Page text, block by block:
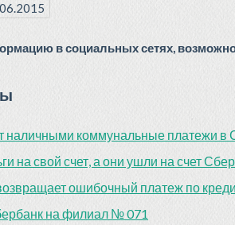
в социальных сетях,
наличными коммунальные платежи в
на свой счет, а они ушли на счет
ошибочный платеж по
на филиал № 071